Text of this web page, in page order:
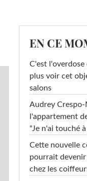
EN CE
C'est l'overdose
plus voir cet
salons
Audrey
l'appartement
"Je n'ai touché
Cette nouvelle
pourrait devenir
chez les